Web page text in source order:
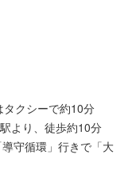
クシーで約10分
より、徒歩約10分
守循環」行きで「大